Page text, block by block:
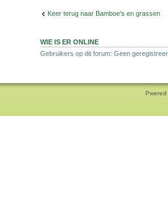
Keer terug naar Bamboe's en grassen
WIE IS ER ONLINE
Gebruikers op dit forum: Geen